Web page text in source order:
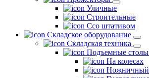
Уличные
Строительные
Ссо штативом
Складское оборудование
Складская техника
Подъемные столы
На колесах
Ножничный